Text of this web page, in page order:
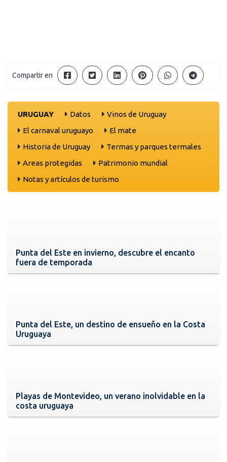
Compartir en
URUGUAY Datos
Vinos de Uruguay
El carnaval uruguayo
El mate
Historia de Uruguay
Termas y parques termales
Areas protegidas
Patrimonio mundial
Notas y artículos de turismo
Punta del Este en invierno, descubre el encanto
fuera de temporada
Punta del Este, un destino de ensueño en la Costa
Uruguaya
Playas de Montevideo, un verano inolvidable en la
costa uruguaya